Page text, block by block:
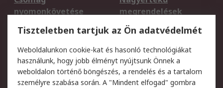
nyomonkövetése
megrendelések
Regisztráció
Szállítás
Termékvisszaküldés
Szolgáltatások
Jogi
Tiszteletben tartjuk az Ön adatvédelmét
Weboldalunkon cookie-kat és hasonló technológiákat
használunk, hogy jobb élményt nyújtsunk Önnek a
weboldalon történő böngészés, a rendelés és a tartalom
személyre szabása során. A "Mindent elfogad" gombra